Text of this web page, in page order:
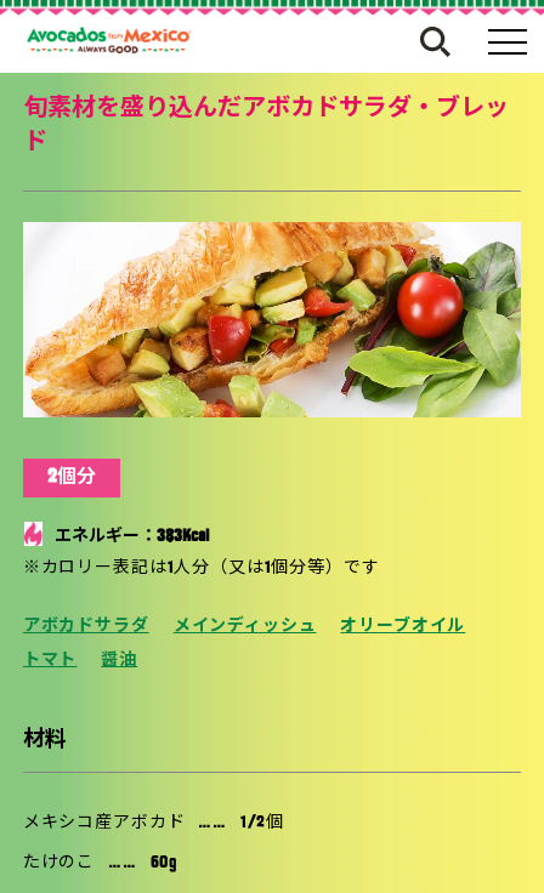
旬素材を盛り込んだアボカドサラダ・ブレッ
ド
2個分
エネルギー：383Kcal
※カロリー表記は1人分（又は1個分等）です
アボカドサラダ メインディッシュ
オリーブオイル
トマト
醤油
材料
メキシコ産アボカド …… 1/2個
たけのこ …… 60g